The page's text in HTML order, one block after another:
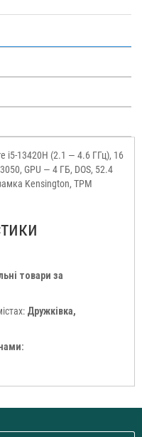
i5-13420H (2.1 — 4.6 ГГц), 16
GPU — 4 ГБ, DOS, 52.4
Kensington, TPM
товари за
Дружківка,